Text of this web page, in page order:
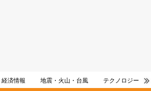
経済情報 地震・火山・台風 テクノロジー